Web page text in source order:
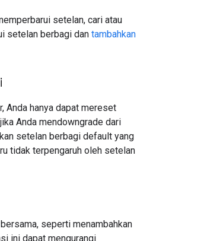
setelan, cari atau
setelan berbagi dan tambahkan
Anda hanya dapat mereset
Anda mendowngrade dari
setelan berbagi default yang
tidak terpengaruh oleh setelan
seperti menambahkan
ini dapat mengurangi